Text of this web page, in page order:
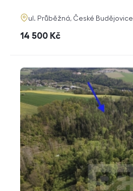
adresa
ul. Průběžná, České Budějovice
cena
14 500 Kč